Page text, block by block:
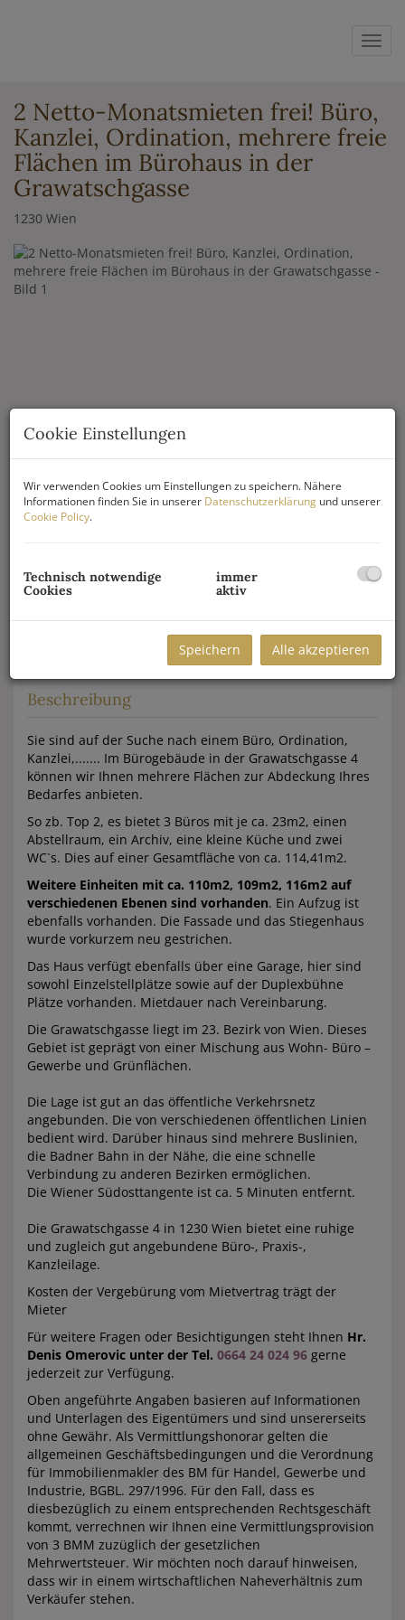
2 Netto-Monatsmieten frei! Büro,
Kanzlei, Ordination, mehrere freie
Flächen im Bürohaus in der
Grawatschgasse
1230 Wien
Beschreibung
Sie sind auf der Suche nach einem Büro, Ordination,
Kanzlei,....... Im Bürogebäude in der Grawatschgasse 4
können wir Ihnen mehrere Flächen zur Abdeckung Ihres
Bedarfes anbieten.
So zb. Top 2, es bietet 3 Büros mit je ca. 23m2, einen
Abstellraum, ein Archiv, eine kleine Küche und zwei
WC`s. Dies auf einer Gesamtfläche von ca. 114,41m2.
Weitere Einheiten mit ca. 110m2, 109m2, 116m2 auf
verschiedenen Ebenen sind vorhanden. Ein Aufzug ist
ebenfalls vorhanden. Die Fassade und das Stiegenhaus
wurde vorkurzem neu gestrichen.
Das Haus verfügt ebenfalls über eine Garage, hier sind
sowohl Einzelstellplätze sowie auf der Duplexbühne
Plätze vorhanden. Mietdauer nach Vereinbarung.
Die Grawatschgasse liegt im 23. Bezirk von Wien. Dieses
Gebiet ist geprägt von einer Mischung aus Wohn- Büro –
Gewerbe und Grünflächen.
Die Lage ist gut an das öffentliche Verkehrsnetz
angebunden. Die von verschiedenen öffentlichen Linien
bedient wird. Darüber hinaus sind mehrere Buslinien,
die Badner Bahn in der Nähe, die eine schnelle
Verbindung zu anderen Bezirken ermöglichen.
Die Wiener Südosttangente ist ca. 5 Minuten entfernt.
Die Grawatschgasse 4 in 1230 Wien bietet eine ruhige
und zugleich gut angebundene Büro-, Praxis-,
Kanzleilage.
Kosten der Vergebürung vom Mietvertrag trägt der
Mieter
Für weitere Fragen oder Besichtigungen steht Ihnen Hr.
Denis Omerovic unter der Tel. 0664 24 024 96 gerne
jederzeit zur Verfügung.
Oben angeführte Angaben basieren auf Informationen
und Unterlagen des Eigentümers und sind unsererseits
ohne Gewähr. Als Vermittlungshonorar gelten die
allgemeinen Geschäftsbedingungen und die Verordnung
für Immobilienmakler des BM für Handel, Gewerbe und
Industrie, BGBL. 297/1996. Für den Fall, dass es
diesbezüglich zu einem entsprechenden Rechtsgeschäft
kommt, verrechnen wir Ihnen eine Vermittlungsprovision
von 3 BMM zuzüglich der gesetzlichen
Mehrwertsteuer. Wir möchten noch darauf hinweisen,
dass wir in einem wirtschaftlichen Naheverhältnis zum
Verkäufer stehen.
Cookie Einstellungen
Wir verwenden Cookies um Einstellungen zu speichern. Nähere
Informationen finden Sie in unserer Datenschutzerklärung und unserer
Cookie Policy.
Technisch notwendige
Cookies
immer
aktiv
Speichern Alle akzeptieren